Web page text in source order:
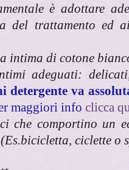
è adottare
del trattamento ed
intima di cotone
adeguati:
detergente va
maggiori infoclicca
che comportino un
ciclette o